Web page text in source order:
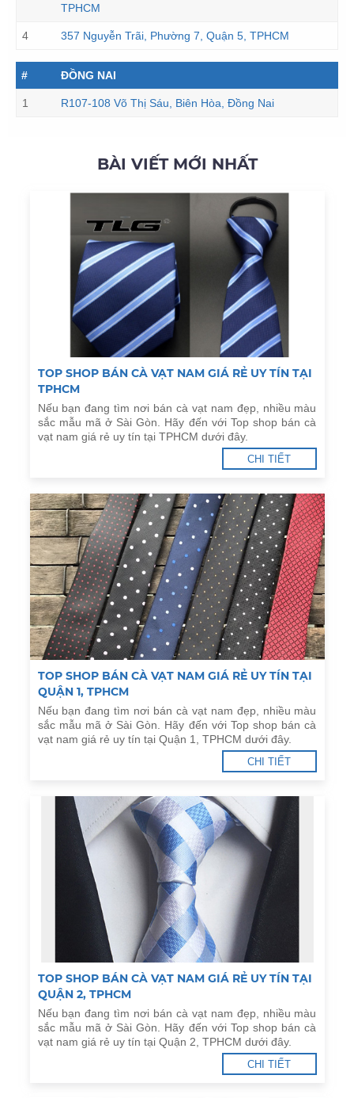
TPHCM
4 357 Nguyễn Trãi, Phường 7, Quận 5, TPHCM
# ĐỒNG NAI
1 R107-108 Võ Thị Sáu, Biên Hòa, Đồng Nai
BÀI VIẾT MỚI NHẤT
TOP SHOP BÁN CÀ VẠT NAM GIÁ RẺ UY TÍN TẠI
TPHCM
Nếu bạn đang tìm nơi bán cà vạt nam đẹp, nhiều màu
sắc mẫu mã ở Sài Gòn. Hãy đến với Top shop bán cà
vạt nam giá rẻ uy tín tại TPHCM dưới đây.
CHI TIẾT
TOP SHOP BÁN CÀ VẠT NAM GIÁ RẺ UY TÍN TẠI
QUẬN 1, TPHCM
Nếu bạn đang tìm nơi bán cà vạt nam đẹp, nhiều màu
sắc mẫu mã ở Sài Gòn. Hãy đến với Top shop bán cà
vạt nam giá rẻ uy tín tại Quận 1, TPHCM dưới đây.
CHI TIẾT
TOP SHOP BÁN CÀ VẠT NAM GIÁ RẺ UY TÍN TẠI
QUẬN 2, TPHCM
Nếu bạn đang tìm nơi bán cà vạt nam đẹp, nhiều màu
sắc mẫu mã ở Sài Gòn. Hãy đến với Top shop bán cà
vạt nam giá rẻ uy tín tại Quận 2, TPHCM dưới đây.
CHI TIẾT